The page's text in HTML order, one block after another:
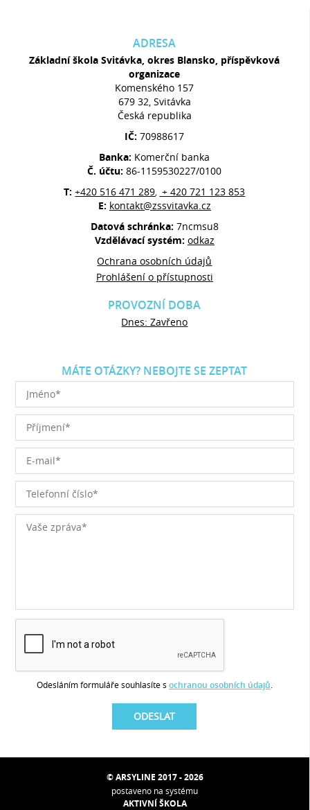
ADRESA
Základní škola Svitávka, okres Blansko, příspěvková
organizace
Komenského 157
679 32, Svitávka
Česká republika
IČ:70988617
Banka: Komerční banka
Č. účtu:86-1159530227/0100
T:+420 516 471 289, + 420 721 123 853
E: kontakt@zssvitavka.cz
Datová schránka: 7ncmsu8
Vzdělávací systém: odkaz
Ochrana osobních údajů
Prohlášení o přístupnosti
PROVOZNÍ DOBA
Dnes: Zavřeno
MÁTE OTÁZKY? NEBOJTE SE ZEPTAT
Odesláním formuláře souhlasíte s ochranou osobních údajů
© ARSYLINE 2017 - 2026
postaveno na systému
AKTIVNÍ ŠKOLA